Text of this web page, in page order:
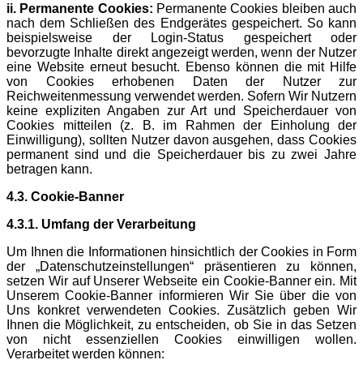
ii. Permanente Cookies: Permanente Cookies bleiben auch
nach dem Schließen des Endgerätes gespeichert. So kann
beispielsweise der Login-Status gespeichert oder
bevorzugte Inhalte direkt angezeigt werden, wenn der Nutzer
eine Website erneut besucht. Ebenso können die mit Hilfe
von Cookies erhobenen Daten der Nutzer zur
Reichweitenmessung verwendet werden. Sofern Wir Nutzern
keine expliziten Angaben zur Art und Speicherdauer von
Cookies mitteilen (z. B. im Rahmen der Einholung der
Einwilligung), sollten Nutzer davon ausgehen, dass Cookies
permanent sind und die Speicherdauer bis zu zwei Jahre
betragen kann.
4.3. Cookie-Banner
4.3.1. Umfang der Verarbeitung
Um Ihnen die Informationen hinsichtlich der Cookies in Form
der „Datenschutzeinstellungen“ präsentieren zu können,
setzen Wir auf Unserer Webseite ein Cookie-Banner ein. Mit
Unserem Cookie-Banner informieren Wir Sie über die von
Uns konkret verwendeten Cookies. Zusätzlich geben Wir
Ihnen die Möglichkeit, zu entscheiden, ob Sie in das Setzen
von nicht essenziellen Cookies einwilligen wollen.
Verarbeitet werden können: